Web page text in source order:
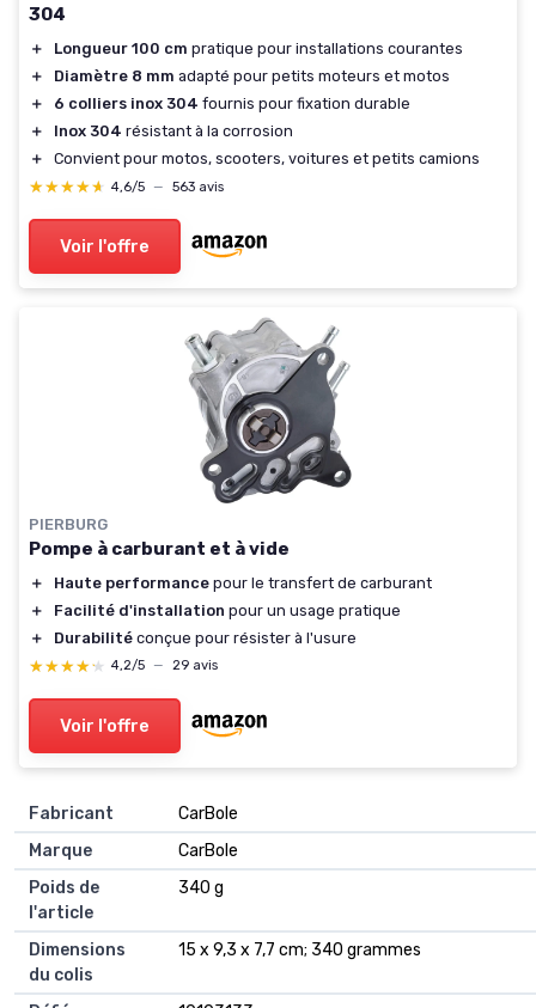
304
＋ Longueur 100 cm pratique pour installations courantes
＋
Diamètre 8 mm adapté pour petits moteurs et motos
＋
6 colliers inox 304 fournis pour fixation durable
＋
Inox 304 résistant à la corrosion
＋
Convient pour motos, scooters, voitures et petits camions
★★★★★
★★★★★ 4,6/5 — 563 avis
Voir l'offre
PIERBURG
Pompe à carburant et à vide
＋ Haute performance pour le transfert de carburant
＋
Facilité d'installation pour un usage pratique
＋
Durabilité conçue pour résister à l'usure
★★★★★
★★★★★ 4,2/5 — 29 avis
Voir l'offre
Fabricant
‎CarBole
Marque
‎CarBole
Poids de
l'article
‎340 g
Dimensions
du colis
‎15 x 9,3 x 7,7 cm; 340 grammes